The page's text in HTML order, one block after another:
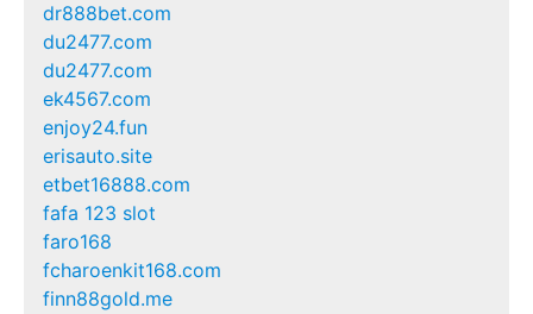
dr888bet.com
du2477.com
du2477.com
ek4567.com
enjoy24.fun
erisauto.site
etbet16888.com
fafa 123 slot
faro168
fcharoenkit168.com
finn88gold.me